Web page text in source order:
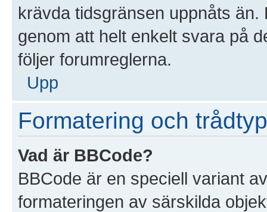
krävda tidsgränsen uppnåts
genom att helt enkelt svara på
följer forumreglerna.
Upp
Formatering och
Vad är BBCode?
BBCode är en speciell variant
formateringen av särskilda